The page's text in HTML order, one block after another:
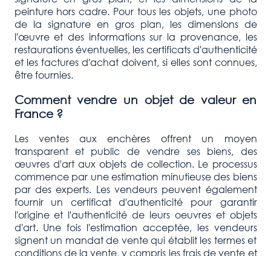
peinture hors cadre. Pour tous les objets, une photo
de la signature en gros plan, les dimensions de
l'œuvre et des informations sur la provenance, les
restaurations éventuelles, les certificats d'authenticité
et les factures d'achat doivent, si elles sont connues,
être fournies.
Comment vendre un objet de valeur en
France ?
Les ventes aux enchères offrent un moyen
transparent et public de vendre ses biens, des
œuvres d'art aux objets de collection. Le processus
commence par une estimation minutieuse des biens
par des experts. Les vendeurs peuvent également
fournir un certificat d'authenticité pour garantir
l'origine et l'authenticité de leurs oeuvres et objets
d'art. Une fois l'estimation acceptée, les vendeurs
signent un mandat de vente qui établit les termes et
conditions de la vente, y compris les frais de vente et